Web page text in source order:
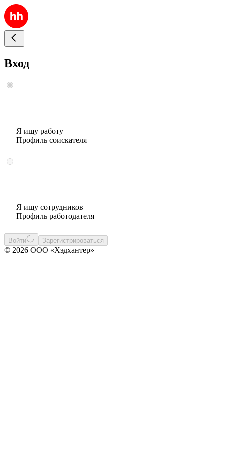
Вход
Я ищу работу
Профиль соискателя
Я ищу сотрудников
Профиль работодателя
Войти Зарегистрироваться
© 2026 ООО «Хэдхантер»